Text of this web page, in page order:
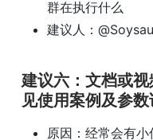
群在执行什么
建议人：
建议六：文档或
见使用案例及参
原因：经常会有